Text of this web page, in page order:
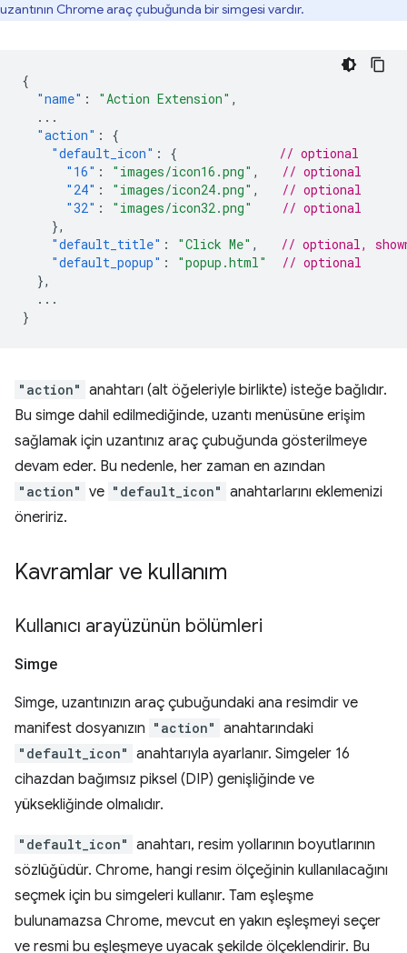
uzantının Chrome araç çubuğunda bir simgesi vardır.
{
"name" : "Action Extension" ,
...
"action" :
{
"default_icon" : {
// optional
"16" : "images/icon16.png" ,
// optional
"24" : "images/icon24.png" ,
// optional
"32" : "images/icon32.png"
// optional
},
"default_title" : "Click Me" ,
// optional,
"default_popup" : "popup.html"
// optional
},
...
}
"action" anahtarı (alt öğeleriyle birlikte) isteğe bağlıdır.
Bu simge dahil edilmediğinde, uzantı menüsüne erişim
sağlamak için uzantınız araç çubuğunda gösterilmeye
devam eder. Bu nedenle, her zaman en azından
"action" ve "default_icon" anahtarlarını eklemenizi
öneririz.
Kavramlar ve kullanım
Kullanıcı arayüzünün bölümleri
Simge
Simge, uzantınızın araç çubuğundaki ana resimdir ve
manifest dosyanızın "action" anahtarındaki
"default_icon" anahtarıyla ayarlanır. Simgeler 16
cihazdan bağımsız piksel (DIP) genişliğinde ve
yüksekliğinde olmalıdır.
"default_icon" anahtarı, resim yollarının boyutlarının
sözlüğüdür. Chrome, hangi resim ölçeğinin kullanılacağını
seçmek için bu simgeleri kullanır. Tam eşleşme
bulunamazsa Chrome, mevcut en yakın eşleşmeyi seçer
ve resmi bu eşleşmeye uyacak şekilde ölçeklendirir. Bu